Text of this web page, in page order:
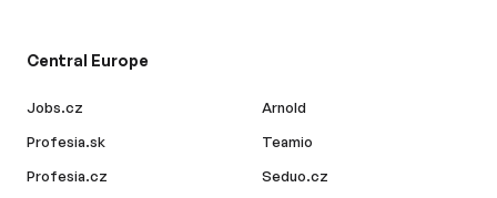
Central Europe
Jobs.cz
Profesia.sk
Profesia.cz
Arnold
Teamio
Seduo.cz